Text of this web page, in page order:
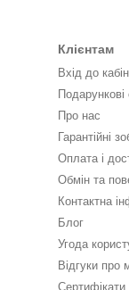
Клієнтам
Вхід до
Подарункові
Про нас
Гарантійні
Оплата і
Обмін та
Контактна
Блог
Угода
Відгуки про
Сертифікати